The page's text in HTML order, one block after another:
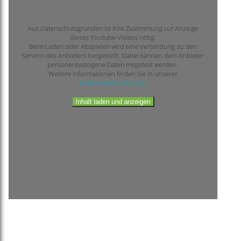
Aus Datenschutzgründen ist Ihre Zustimmung zur Anzeige
dieses Youtube-Videos nötig.
Beim Laden oder Abspielen wird eine Verbindung zu den
Servern des Anbieters hergestellt. Dabei kännen dem Anbieter
personenbezogene Daten mitgeteilt werden.
Weitere Informationen finden Sie in unserer
Datenschutzerklärung.
Inhalt laden und anzeigen